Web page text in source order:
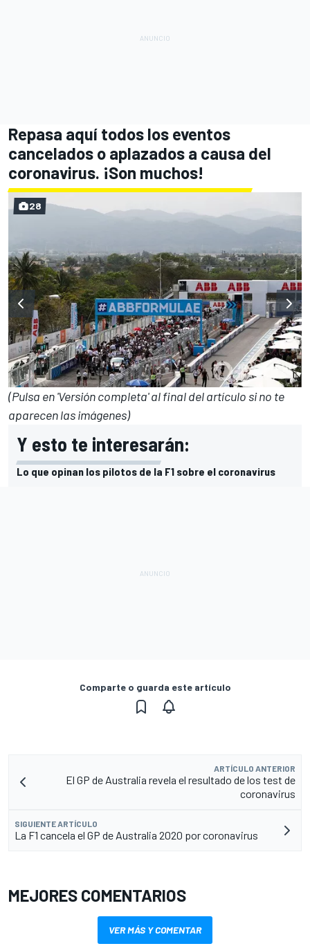
Repasa aquí todos los eventos
cancelados o aplazados a causa del
coronavirus. ¡Son muchos!
28
(Pulsa en 'Versión completa' al final del artículo si no te
aparecen las imágenes)
Y esto te interesarán:
Lo que opinan los pilotos de la F1 sobre el coronavirus
Comparte o guarda este artículo
ARTÍCULO ANTERIOR
El GP de Australia revela el resultado de los test de
coronavirus
SIGUIENTE ARTÍCULO
La F1 cancela el GP de Australia 2020 por coronavirus
MEJORES COMENTARIOS
VER MÁS Y COMENTAR